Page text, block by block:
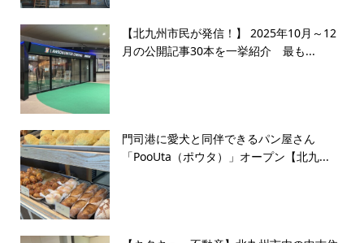
【北九州市民が発信！】 2025年10月～12
月の公開記事30本を一挙紹介 最も...
門司港に愛犬と同伴できるパン屋さん
「PooUta（ポウタ）」オープン【北九...